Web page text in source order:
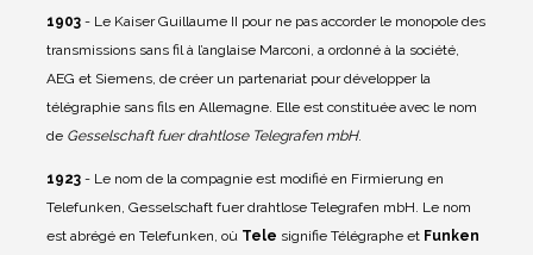
1903 - Le Kaiser Guillaume II pour ne pas accorder le monopole des
transmissions sans fil à l’anglaise Marconi, a ordonné à la société,
AEG et Siemens, de créer un partenariat pour développer la
télégraphie sans fils en Allemagne. Elle est constituée avec le nom
de Gesselschaft fuer drahtlose Telegrafen mbH.
1923 - Le nom de la compagnie est modifié en Firmierung en
Telefunken, Gesselschaft fuer drahtlose Telegrafen mbH. Le nom
est abrégé en Telefunken, où Tele signifie Télégraphe et Funken